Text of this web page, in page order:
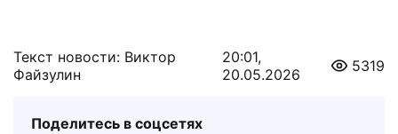
Текст новости: Виктор
Файзулин
20:01,
20.05.2026
5319
Поделитесь в соцсетях